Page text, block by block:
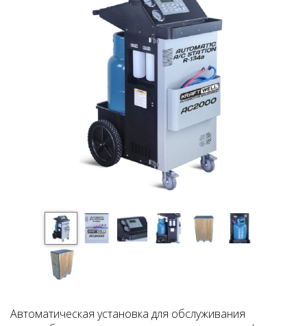
Автоматическая установка для обслуживания